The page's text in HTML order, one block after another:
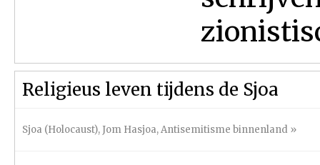
Religieus leven tijdens de Sjoa
Sjoa (Holocaust), Jom Hasjoa,Antisemitisme binnenland »